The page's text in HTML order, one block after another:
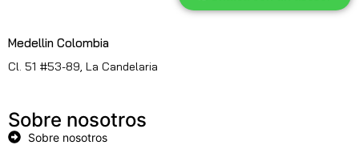
Medellin Colombia
Cl. 51 #53-89, La Candelaria
Sobre nosotros
Sobre nosotros